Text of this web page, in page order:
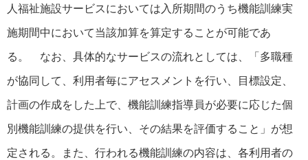
人福祉施設サービスにおいては入所期間のうち機能訓練実
施期間中において当該加算を算定することが可能であ
る。 なお、具体的なサービスの流れとしては、「多職種
が協同して、利用者毎にアセスメントを行い、目標設定、
計画の作成をした上で、機能訓練指導員が必要に応じた個
別機能訓練の提供を行い、その結果を評価すること」が想
定される。また、行われる機能訓練の内容は、各利用者の